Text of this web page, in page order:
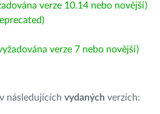
verze 10.14 nebo novější)
verze 7 nebo novější)
následujících vydaných verzích: